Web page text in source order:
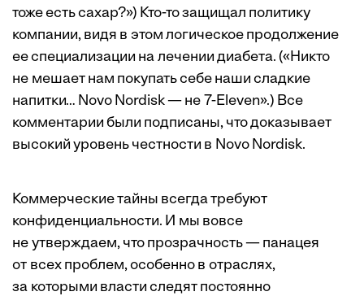
тоже есть сахар?») Кто-то защищал политику
компании, видя в этом логическое продолжение
ее специализации на лечении диабета. («Никто
не мешает нам покупать себе наши сладкие
напитки… Novo Nordisk — не 7-Eleven».) Все
комментарии были подписаны, что доказывает
высокий уровень честности в Novo Nordisk.
Коммерческие тайны всегда требуют
конфиденциальности. И мы вовсе
не утверждаем, что прозрачность — панацея
от всех проблем, особенно в отраслях,
за которыми власти следят постоянно